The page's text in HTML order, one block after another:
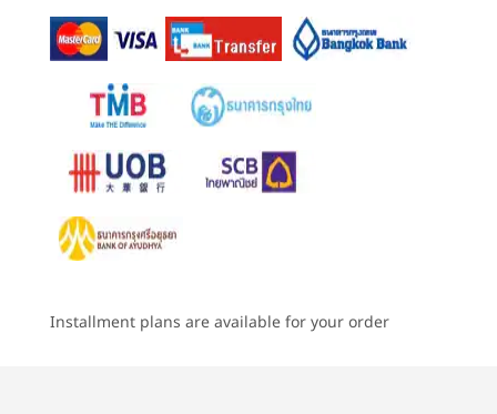
นิ้วแบบกว้าง
ดื่มด่ำกับรายละเอียดที่สดใสบนจอแสดง
1800) ที่มีอัตราส่วนภาพแบบภาพยนตร์
16:10 และขอบจอที่บางเฉียบ อัตราส่วน
พื้นที่ใช้งานมากกว่า 90% ช่วยขยายพื้นที่
ทำงานของคุณ พร้อมนำเสนอภาพที่คม
ลำโพง 2W 2 ตัว
Dolby Atmos
®
ความเป็นส่วนตัว
เซ็นเซอร์ Time-of-Flight (ToF)
ข้อมูลจำเพาะอาจแตกต่างกันไปขึ้นอยู่กับภูมิภาคหรือรุ่น
การเชื่อมต่อ
ปุ่มเปิด/ปิด
USB-A (USB 10Gbps)
USB-A (USB 10Gbps)
Installment plans are available for your order